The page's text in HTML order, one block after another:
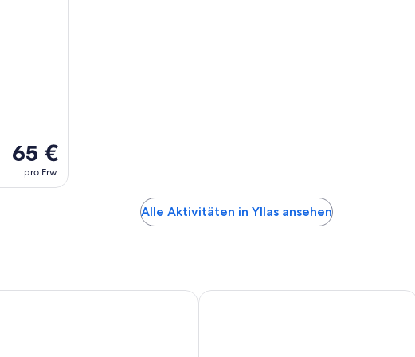
65 €
pro Erw.
Alle Aktivitäten in Yllas ansehen
Hotels Akashotelli Holiday Club Ylläs